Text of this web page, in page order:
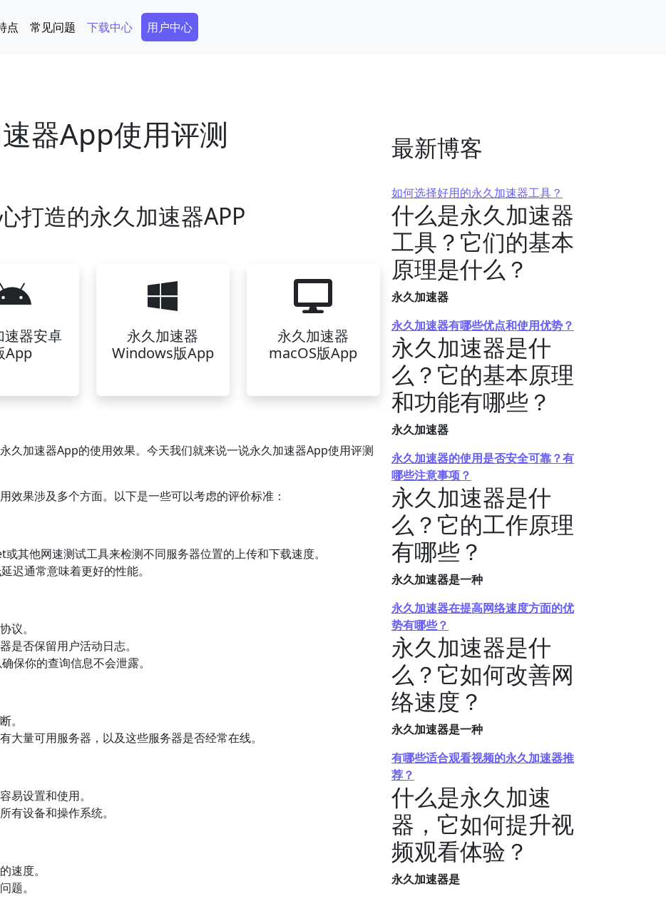
点 常见问题 下载中心 Secondary Menu
用户中心
器App使用评测
打造的永久加速器APP
速器安卓
App
永久加速器
Windows版App
永久加速器
macOS版App
久加速器App的使用效果。今天我们就来说一说永久加速器App使用评测
效果涉及多个方面。以下是一些可以考虑的评价标准：
其他网速测试工具来检测不同服务器位置的上传和下载速度。
迟通常意味着更好的性能。
议。
是否保留用户活动日志。
保你的查询信息不会泄露。
。
大量可用服务器，以及这些服务器是否经常在线。
易设置和使用。
有设备和操作系统。
速度。
题。
最新博客
如何选择好用的永久加速器工具？
什么是永久加速器
工具？它们的基本
原理是什么？
永久加速器
永久加速器有哪些优点和使用优势？
永久加速器是什
么？它的基本原理
和功能有哪些？
永久加速器
永久加速器的使用是否安全可靠？有
哪些注意事项？
永久加速器是什
么？它的工作原理
有哪些？
永久加速器是一种
永久加速器在提高网络速度方面的优
势有哪些？
永久加速器是什
么？它如何改善网
络速度？
永久加速器是一种
有哪些适合观看视频的永久加速器推
荐？
什么是永久加速
器，它如何提升视
频观看体验？
永久加速器是